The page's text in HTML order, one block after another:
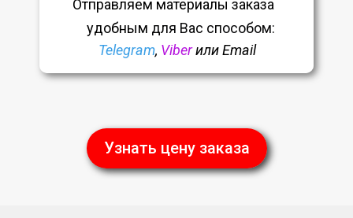
Отправляем материалы заказа
удобным для Вас способом:
Telegram, Viberили Email
Узнать цену заказа